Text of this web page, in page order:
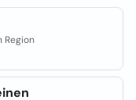
Region